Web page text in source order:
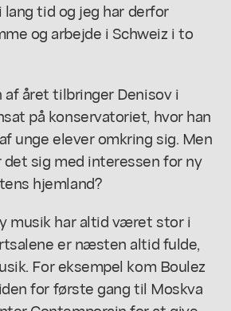
tid og jeg har derfor
og arbejde i Schweiz i to
året tilbringer Denisov i
på konservatoriet, hvor han
unge elever omkring sig. Men
sig med interessen for ny
hjemland?
musik har altid været stor i
er næsten altid fulde,
For eksempel kom Boulez
for første gang til Moskva